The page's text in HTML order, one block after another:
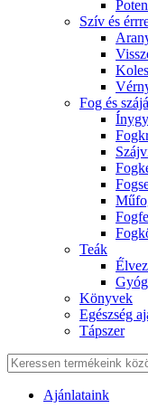
Szív és
Fog és
Teák
Könyvek
Egészség
Tápszer
Ajánlataink